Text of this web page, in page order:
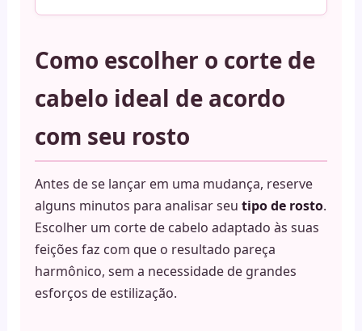
Como escolher o corte de
cabelo ideal de acordo
com seu rosto
Antes de se lançar em uma mudança, reserve
alguns minutos para analisar seutipo de rosto.
Escolher um corte de cabelo adaptado às suas
feições faz com que o resultado pareça
harmônico, sem a necessidade de grandes
esforços de estilização.